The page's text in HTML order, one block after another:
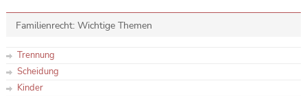
Familienrecht: Wichtige Themen
Trennung
Scheidung
Kinder